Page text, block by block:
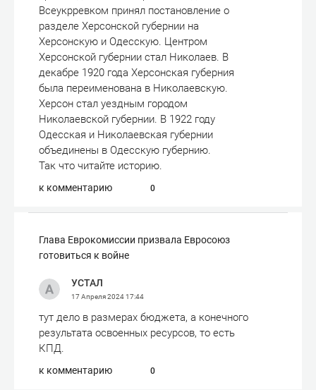
Всеукрревком принял постановление о
разделе Херсонской губернии на
Херсонскую и Одесскую. Центром
Херсонской губернии стал Николаев. В
декабре 1920 года Херсонская губерния
была переименована в Николаевскую.
Херсон стал уездным городом
Николаевской губернии. В 1922 году
Одесская и Николаевская губернии
объединены в Одесскую губернию.
Так что читайте историю.
к комментарию 0
Глава Еврокомиссии призвала Евросоюз
готовиться к войне
УСТАЛ
17 Апреля 202417:44
тут дело в размерах бюджета, а конечного
результата освоенных ресурсов, то есть
КПД.
к комментарию 0